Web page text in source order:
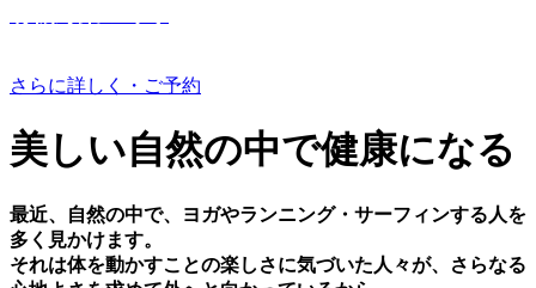
さらに詳しく・ご予約
美しい⾃然の中で健康になる
最近、⾃然の中で、ヨガやランニング・サーフィンする⼈を
多く⾒かけます。
それは体を動かすことの楽しさに気づいた⼈々が、さらなる